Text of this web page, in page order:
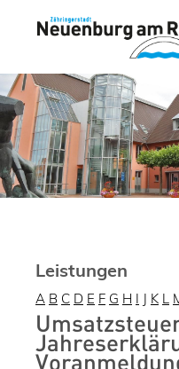
Leistungen
A B C D E F G H I J K L